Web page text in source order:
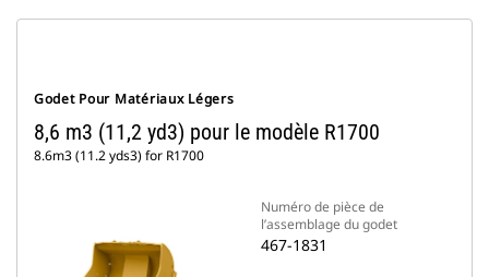
Godet Pour Matériaux Légers
8,6 m3 (11,2 yd3) pour le modèle R1700
8.6m3 (11.2 yds3) for R1700
Numéro de pièce de
l’assemblage du godet
467-1831